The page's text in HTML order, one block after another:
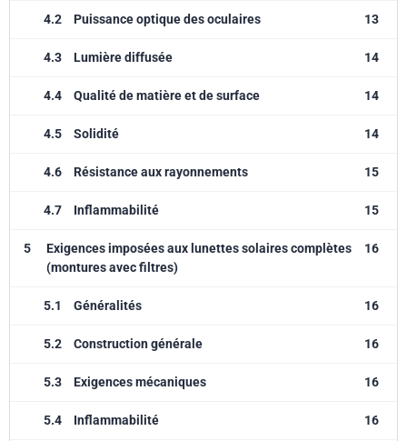
4.2 Puissance optique des oculaires 13
4.3 Lumière diffusée 14
4.4 Qualité de matière et de surface 14
4.5 Solidité 14
4.6 Résistance aux rayonnements 15
4.7 Inflammabilité 15
5
Exigences imposées aux lunettes solaires complètes
(montures avec filtres)
16
5.1 Généralités 16
5.2 Construction générale 16
5.3 Exigences mécaniques 16
5.4 Inflammabilité 16